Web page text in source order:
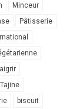
Minceur
Pâtisserie
Tajine
biscuit